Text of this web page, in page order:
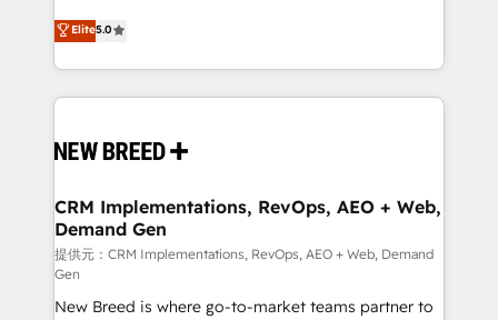
の一部をAIが自律実行する組織への移行を設計・実装。
Breeze・Claude等をHubSpotと連携させ、役割定義・
革を、構想から実装・定着までPMOとして主導。「設
の統合・浸透・変革管理を実行します。 ▸ CMS戦略設
計・構築：リード獲得・CVR・SEOを前提にした情報設
計・導線設計・テンプレート設計をContent Hubで一体
提供。 ▸ 既存CRM・MAからの移行支援：Salesforce・
Marketo・Pardot等からの移行、カスタム設計、履歴
into a revenue engine. Our unified ecosystem
includes specialized divisions Globalia (AI &
Software) and Point Success Media (Paid Media),
making this the official home for all three brands. 🔄
and system integrations powered by Globalia’s
trainers to drive platform adoption. 📈 Revenue
Generation - Full-funnel marketing and high-
performance advertising via Point Success Media. -
Expert deployment of Breeze AI and custom agents
to automate growth. 🏆 Elite Excellence - 8 platform
Elite5.0
CRM Implementations, RevOps, AEO + Web,
Demand Gen
提供元：CRM Implementations, RevOps, AEO + Web, Demand
Gen
New Breed is where go-to-market teams partner to